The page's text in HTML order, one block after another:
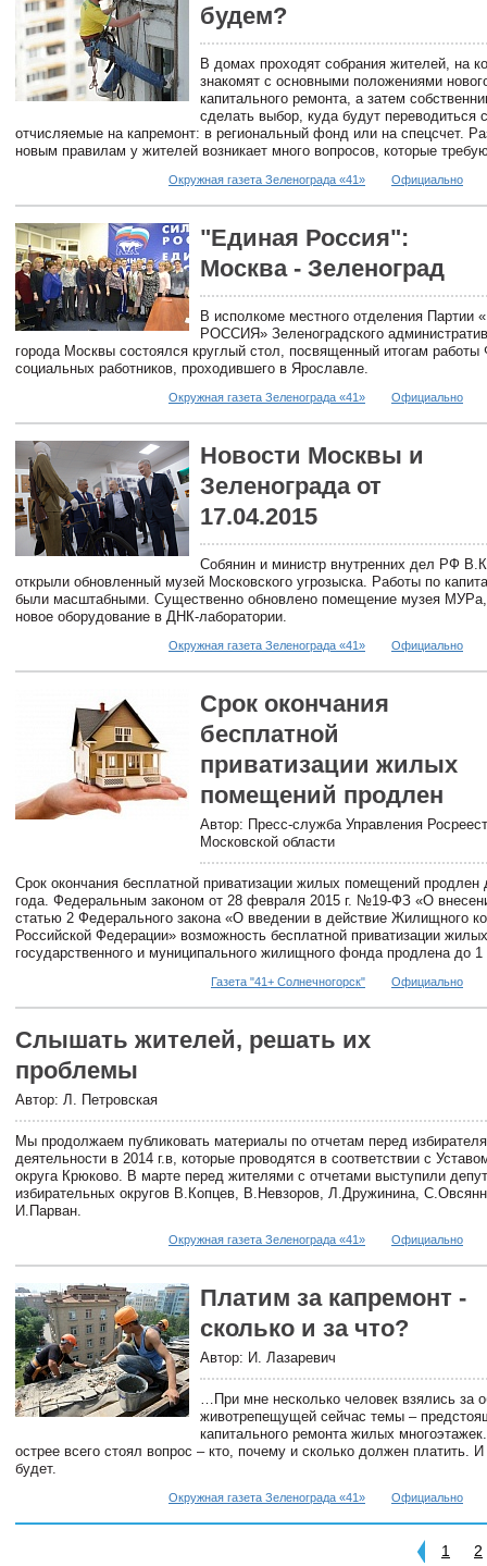
будем?
В домах проходят собрания жителей, на
знакомят с основными положениями
капитального ремонта, а затем
сделать выбор, куда будут переводиться
отчисляемые на капремонт: в региональный фонд или на спецсчет.
новым правилам у жителей возникает много вопросов, которые
Окружная газета Зеленограда «41» Официально
"Единая Россия":
Москва - Зеленоград
В исполкоме местного отделения
РОССИЯ» Зеленоградского
города Москвы состоялся круглый стол, посвященный итогам работы
социальных работников, проходившего в Ярославле.
Окружная газета Зеленограда «41» Официально
Новости Москвы и
Зеленограда от
17.04.2015
Собянин и министр внутренних дел РФ
открыли обновленный музей Московского угрозыска. Работы по
были масштабными. Существенно обновлено помещение музея МУРа,
новое оборудование в ДНК-лаборатории.
Окружная газета Зеленограда «41» Официально
Срок окончания
бесплатной
приватизации жилых
помещений продлен
Автор: Пресс-служба Управления
Московской области
Срок окончания бесплатной приватизации жилых помещений продлен
года. Федеральным законом от 28 февраля 2015 г. №19-ФЗ «О
статью 2 Федерального закона «О введении в действие Жилищного
Российской Федерации» возможность бесплатной приватизации
государственного и муниципального жилищного фонда продлена до 1
Газета "41+ Солнечногорск" Официально
Слышать жителей, решать их
проблемы
Автор: Л. Петровская
Мы продолжаем публиковать материалы по отчетам перед
деятельности в 2014 г.в, которые проводятся в соответствии с
округа Крюково. В марте перед жителями с отчетами выступили
избирательных округов В.Копцев, В.Невзоров, Л.Дружинина,
И.Парван.
Окружная газета Зеленограда «41» Официально
Платим за капремонт -
сколько и за что?
Автор: И. Лазаревич
…При мне несколько человек взялись за
животрепещущей сейчас темы –
капитального ремонта жилых
острее всего стоял вопрос – кто, почему и сколько должен платить.
будет.
Окружная газета Зеленограда «41» Официально
1 2